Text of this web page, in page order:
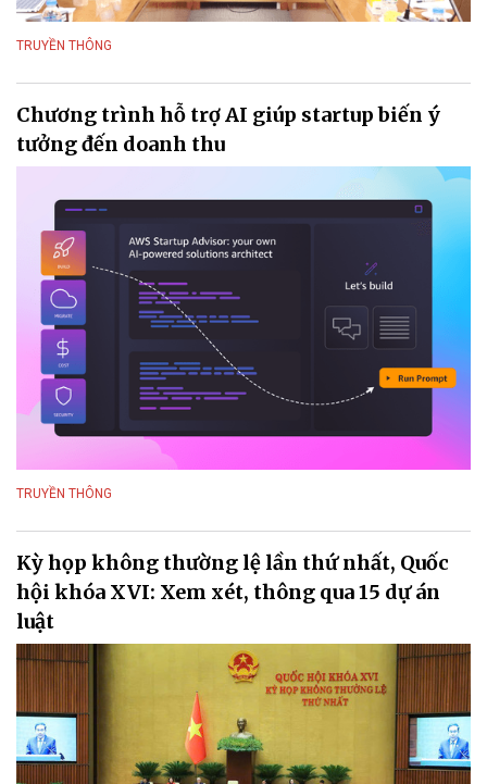
TRUYỀN THÔNG
Chương trình hỗ trợ AI giúp startup biến ý
tưởng đến doanh thu
TRUYỀN THÔNG
Kỳ họp không thường lệ lần thứ nhất, Quốc
hội khóa XVI: Xem xét, thông qua 15 dự án
luật